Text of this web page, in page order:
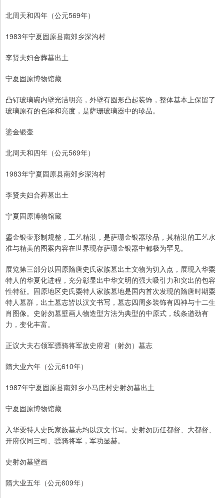
北周天和四年（公元569年）
1983年宁夏固原县南郊乡深沟村
李贤夫妇合葬墓出土
宁夏固原博物馆藏
凸钉玻璃碗内壁光洁明亮，外壁有圆形凸起装饰，整体基本上保留了
玻璃原有的色泽和亮度，是萨珊玻璃器中的珍品。
鎏金银壶
北周天和四年（公元569年）
1983年宁夏固原县南郊乡深沟村
李贤夫妇合葬墓出土
宁夏固原博物馆藏
鎏金银壶形制规整，工艺精湛，是萨珊金银器珍品，其精湛的工艺水
准与精美的图案内容在世界现存萨珊金银器中都极为罕见。
展览第三部分以固原隋唐史氏家族墓出土文物为切入点，展现入华粟
特人的华夏化进程，充分彰显出中华文明的强大吸引力和突出的包容
性特征。固原地区史氏粟特人家族墓地是国内首次发现的隋唐时期粟
特人墓群，出土墓志皆以汉文书写，墓志四周多装饰有四神与十二生
肖图像。史射勿墓壁画人物造型方法为典型的中原式，线条遒劲有
力，变化丰富。
正议大夫右领军骠骑将军故史府君（射勿）墓志
隋大业六年（公元610年）
1987年宁夏固原县南郊乡小马庄村史射勿墓出土
宁夏固原博物馆藏
入华粟特人史氏家族墓志均以汉文书写。史射勿历任都督、大都督、
开府仪同三司、骠骑将军，军功显赫。
史射勿墓壁画
隋大业五年（公元609年）